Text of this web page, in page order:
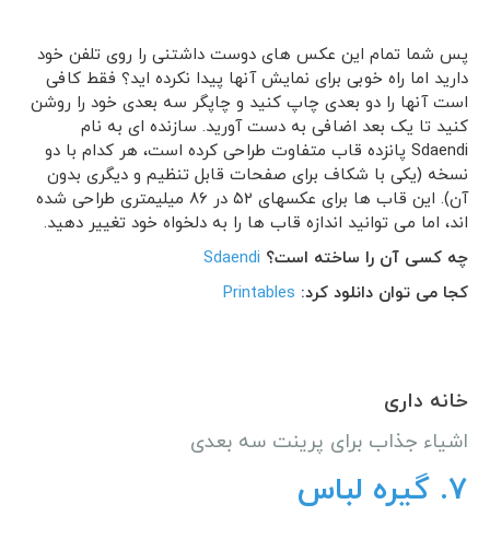
پس شما تمام این عکس های دوست داشتنی را روی تلفن خود
دارید اما راه خوبی برای نمایش آنها پیدا نکرده اید؟ فقط کافی
است آنها را دو بعدی چاپ کنید و چاپگر سه بعدی خود را روشن
کنید تا یک بعد اضافی به دست آورید. سازنده ای به نام
Sdaendi پانزده قاب متفاوت طراحی کرده است، هر کدام با دو
نسخه (یکی با شکاف برای صفحات قابل تنظیم و دیگری بدون
آن). این قاب ها برای عکسهای ۵۲ در ۸۶ میلیمتری طراحی شده
اند، اما می توانید اندازه قاب ها را به دلخواه خود تغییر دهید.
چه کسی آن را ساخته است؟ Sdaendi
کجا می توان دانلود کرد: Printables
خانه داری
اشیاء جذاب برای پرینت سه بعدی
7. گیره لباس